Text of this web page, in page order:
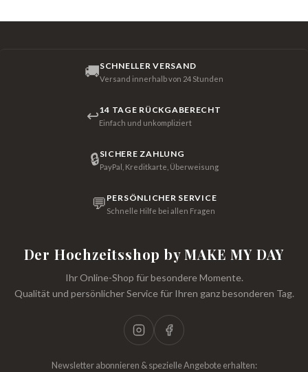
🚚SCHNELLER VERSAND
Versand innerhalb von 24 Stunden
↩14 TAGE RÜCKGABERECHT
Einfach und unkompliziert
🔒SICHERE ZAHLUNG
PayPal, Kreditkarte, Überweisung
💬 PERSÖNLICHER SERVICE
Schnelle Hilfe bei allen Fragen
Der Hochzeitsshop by MAKE MY DAY
Ihr Online-Shop für besondere Momente.
Qualität und persönlicher Service für Ihren ganz besonderen Tag.
Newsletter abonnieren & spezielle Angebote erhalten: